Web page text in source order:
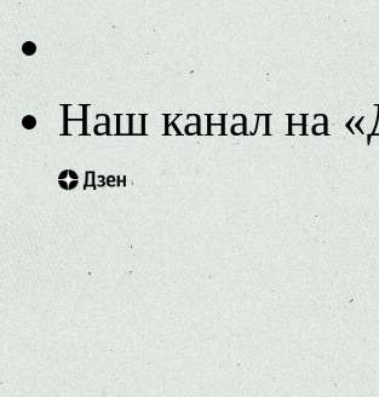
Наш канал на